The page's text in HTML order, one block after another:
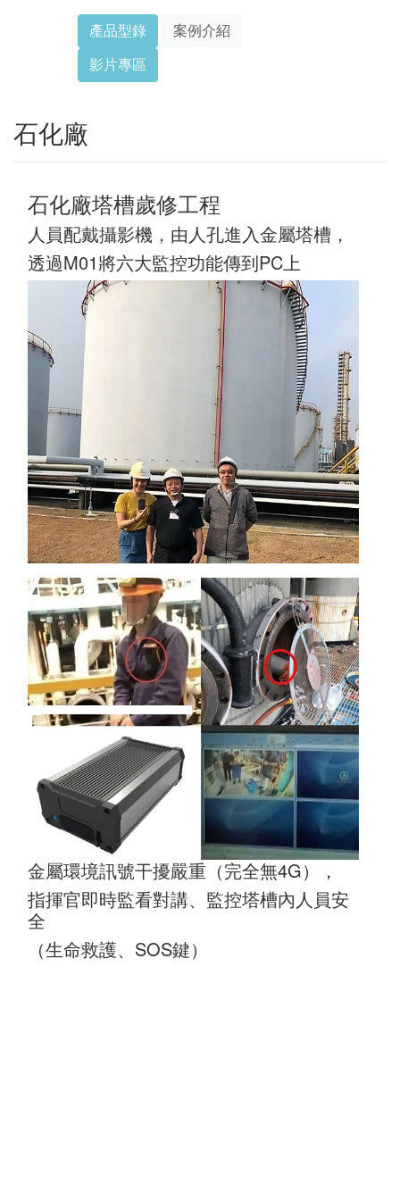
產品型錄 案例介紹
影片專區
石化廠
石化廠塔槽歲修工程
人員配戴攝影機，由人孔進入金屬塔槽，
透過M01將六大監控功能傳到PC上
金屬環境訊號干擾嚴重（完全無4G），
指揮官即時監看對講、監控塔槽內人員安
全
（生命救護、SOS鍵）